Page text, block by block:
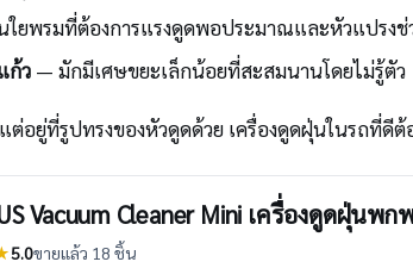
ยพรมที่ต้องการแรงดูดพอประมาณและหัวแปรง
ก้ว— มักมีเศษขยะเล็กน้อยที่สะสมนานโดยไม่รู้ตัว
อยู่ที่รูปทรงของหัวดูดด้วย เครื่องดูดฝุ่นในรถที่ดี
Vacuum Cleaner Mini เครื่องดูดฝุ่นพก
5.0ขายแล้ว 18 ชิ้น